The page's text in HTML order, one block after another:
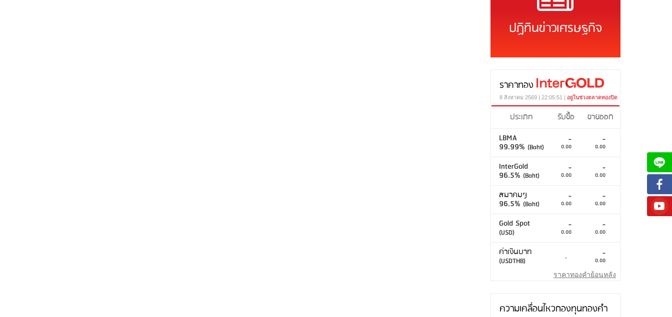
ปฏิทินข่าวเศรษฐกิจ
ราคาทอง
8 สิงหาคม 2569 | 22:05:51 | อยู่ในช่วงตลาดทองปิด
ประเภท รับซื้อ
ขายออก
LBMA
99.99% (Baht)
-
0.00
-
0.00
InterGold
96.5% (Baht)
-
0.00
-
0.00
สมาคมฯ
96.5% (Baht)
-
0.00
-
0.00
Gold Spot
(USD)
-
0.00
-
0.00
ค่าเงินบาท
(USDTHB) - -
0.00
ราคาทองคำย้อนหลัง
ความเคลื่อนไหวกองทุนทองคำ